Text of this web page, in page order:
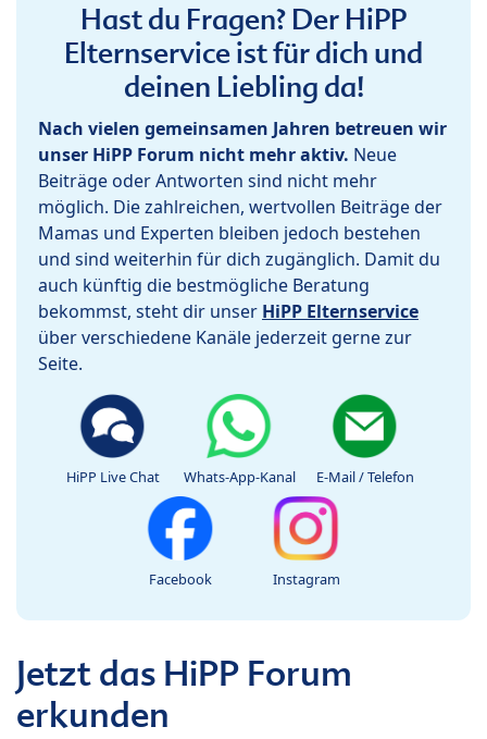
Hast du Fragen? Der HiPP
Elternservice ist für dich und
deinen Liebling da!
Nach vielen gemeinsamen Jahren betreuen wir
unser HiPP Forum nicht mehr aktiv. Neue
Beiträge oder Antworten sind nicht mehr
möglich. Die zahlreichen, wertvollen Beiträge der
Mamas und Experten bleiben jedoch bestehen
und sind weiterhin für dich zugänglich. Damit du
auch künftig die bestmögliche Beratung
bekommst, steht dir unser HiPP Elternservice
über verschiedene Kanäle jederzeit gerne zur
Seite.
HiPP Live Chat Whats-App-Kanal E-Mail / Telefon
Facebook Instagram
Jetzt das HiPP Forum
erkunden